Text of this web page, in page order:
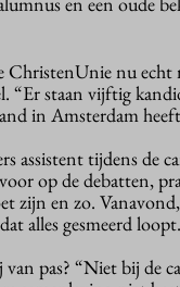
ChristenUnie nu
“Er staan vijftig
in Amsterdam
assistent tijdens de
op de debatten,
zijn en zo.
alles gesmeerd
pas? “Niet bij de